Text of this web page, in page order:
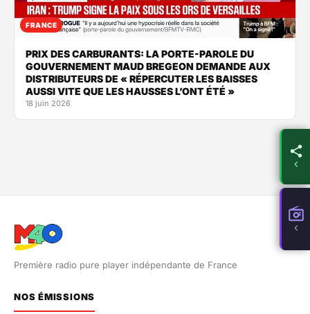
FRANCE
PRIX DES CARBURANTS: LA PORTE-PAROLE DU
GOUVERNEMENT MAUD BREGEON DEMANDE AUX
DISTRIBUTEURS DE « RÉPERCUTER LES BAISSES
AUSSI VITE QUE LES HAUSSES L’ONT ÉTÉ »
18 juin 2026
Première radio pure player indépendante de France
NOS ÉMISSIONS